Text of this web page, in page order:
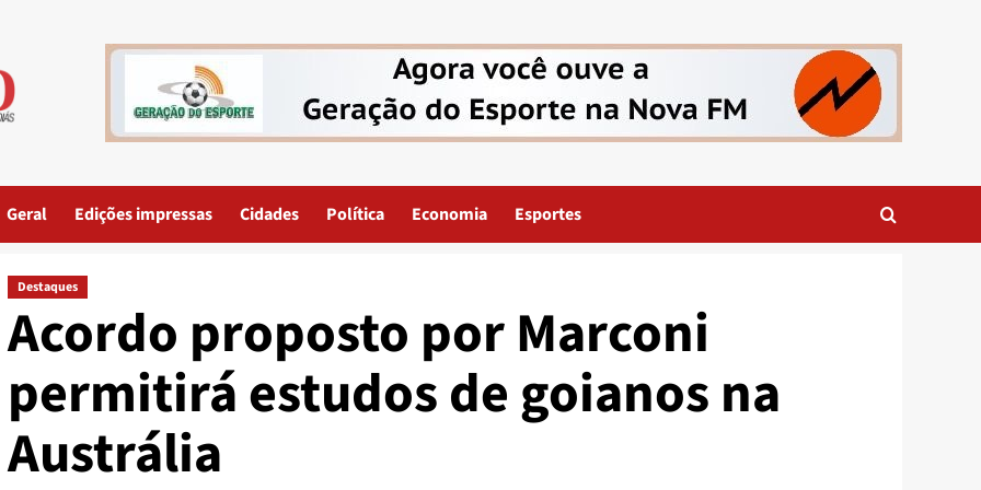
Geral Edições impressas Cidades Política Economia Esportes
Destaques
Acordo proposto por Marconi
permitirá estudos de goianos na
Austrália